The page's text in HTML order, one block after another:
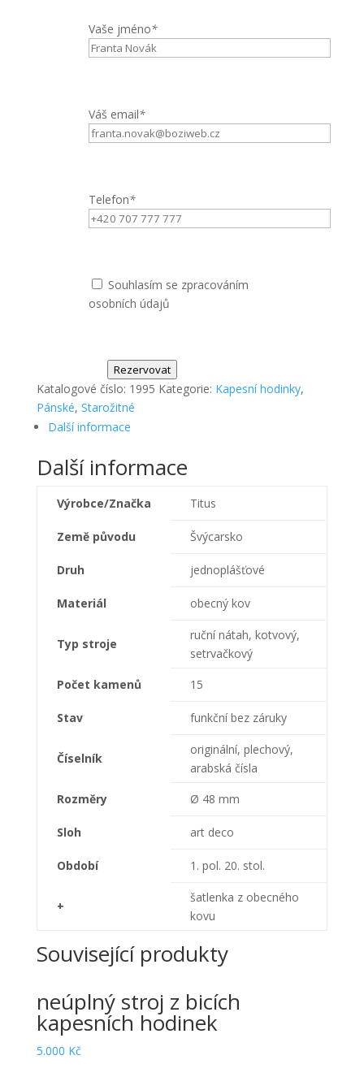
Vaše jméno*
Váš email*
Telefon*
Souhlasím se zpracováním
osobních údajů
Rezervovat
Katalogové číslo: 1995 Kategorie: Kapesní hodinky,
Pánské, Starožitné
Další informace
Další informace
Výrobce/Značka Titus
Země původu Švýcarsko
Druh jednoplášťové
Materiál obecný kov
Typ stroje
ruční nátah, kotvový,
setrvačkový
Počet kamenů
15
Stav funkční bez záruky
Číselník
originální, plechový,
arabská čísla
Rozměry
Ø 48 mm
Sloh art deco
Období 1. pol. 20. stol.
+
šatlenka z obecného
kovu
Související produkty
neúplný stroj z bicích
kapesních hodinek
5.000 Kč